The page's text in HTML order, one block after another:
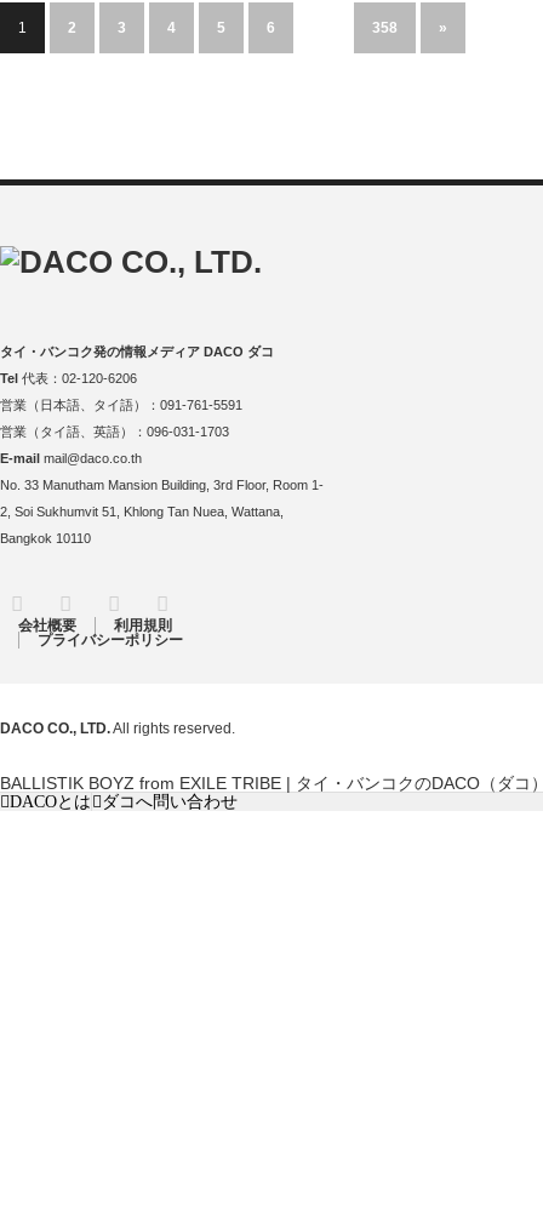
1 2 3 4 5 6 358 »
タイ・バンコク発の情報メディア DACO ダコ
Tel 代表：02-120-6206
営業（日本語、タイ語）：091-761-5591
営業（タイ語、英語）：096-031-1703
E-mail mail@daco.co.th
No. 33 Manutham Mansion Building, 3rd Floor, Room 1-
2, Soi Sukhumvit 51, Khlong Tan Nuea, Wattana,
Bangkok 10110
Twitter FacebookInstagram
会社概要
利用規則
プライバシーポリシー
DACO CO., LTD.All rights reserved.
BALLISTIK BOYZ from EXILE TRIBE | タイ・バンコクのDACO（ダコ
DACOとは ダコへ問い合わせ